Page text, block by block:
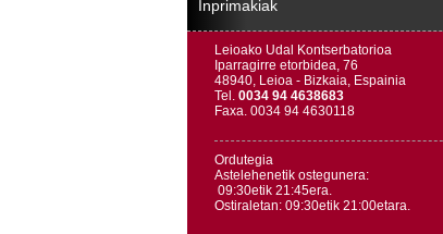
Inprimakiak
Leioako Udal Kontserbatorioa
Iparragirre etorbidea, 76
48940, Leioa - Bizkaia, Espainia
Tel. 0034 94 4638683
Faxa. 0034 94 4630118
Ordutegia
Astelehenetik ostegunera:
09:30etik 21:45era.
Ostiraletan: 09:30etik 21:00etara.